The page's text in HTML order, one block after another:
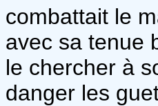
combattait le
avec sa tenue
le chercher à
danger les